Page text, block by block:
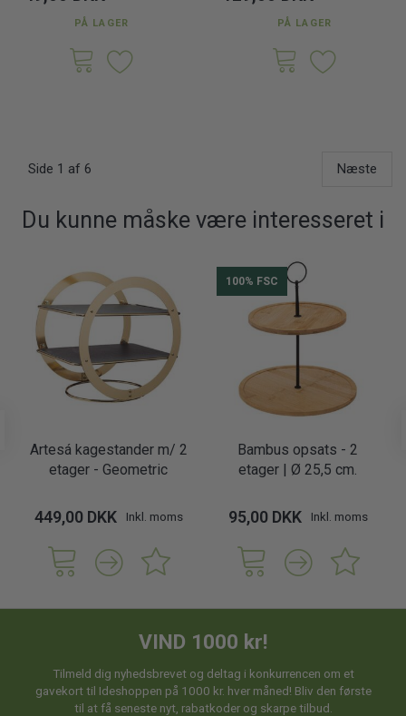
PÅ LAGER PÅ LAGER
Side 1 af 6 Næste
Du kunne måske være interesseret i
Artesá kagestander m/ 2
etager - Geometric
449,00 DKK Inkl. moms
100% FSC
Bambus opsats - 2
etager | Ø 25,5 cm.
95,00 DKK Inkl. moms
VIND 1000 kr!
Tilmeld dig nyhedsbrevet og deltag i konkurrencen om et
gavekort til Ideshoppen på 1000 kr. hver måned! Bliv den første
til at få seneste nyt, rabatkoder og skarpe tilbud.